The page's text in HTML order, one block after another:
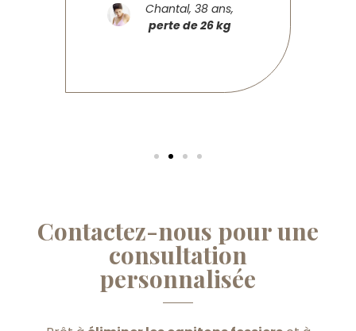
Chantal, 38 ans,
perte de 26 kg
Contactez-nous pour une
consultation
personnalisée